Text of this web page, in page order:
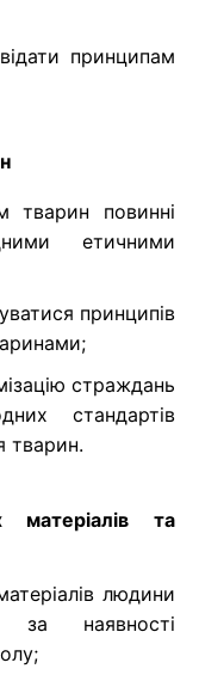
принципам
тварин повинні
етичними
принципів
страждань
стандартів
тварин.
матеріалів та
людини
за наявності